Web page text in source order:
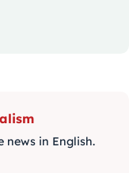
news in English.